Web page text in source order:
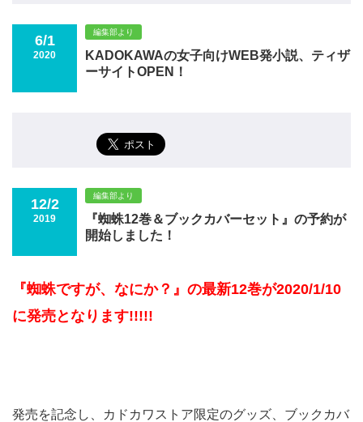
6/1
2020
編集部より
KADOKAWAの女子向けWEB発小説、ティザ
ーサイトOPEN！
12/2
2019
編集部より
『蜘蛛12巻＆ブックカバーセット』の予約が
開始しました！
『蜘蛛ですが、なにか？』の最新12巻が2020/1/10
に発売となります!!!!!
発売を記念し、カドカワストア限定のグッズ、ブックカバ